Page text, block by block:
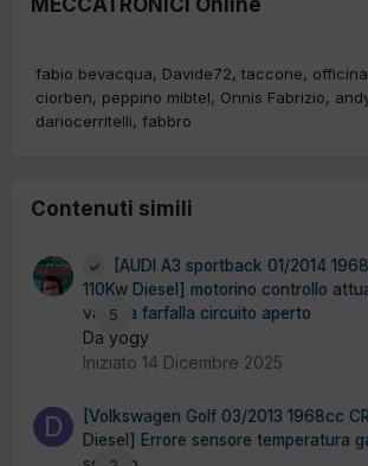
fabio bevacqua Davide72 taccone
ciorben
peppino mibtel Onnis Fabrizio
dariocerritelli fabbro
Contenuti simili
5
[AUDI A3 sportback 01/2014
110Kw Diesel] motorino controllo
valvola farfalla circuito aperto
Da yogy
Iniziato 14 Dicembre 2025
[Volkswagen Golf 03/2013 1968cc
Diesel] Errore sensore temperatura